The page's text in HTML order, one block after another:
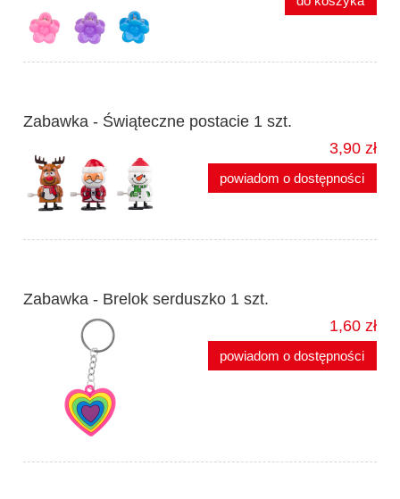
Zabawka - Świąteczne postacie 1 szt.
3,90 zł
powiadom o dostępności
Zabawka - Brelok serduszko 1 szt.
1,60 zł
powiadom o dostępności